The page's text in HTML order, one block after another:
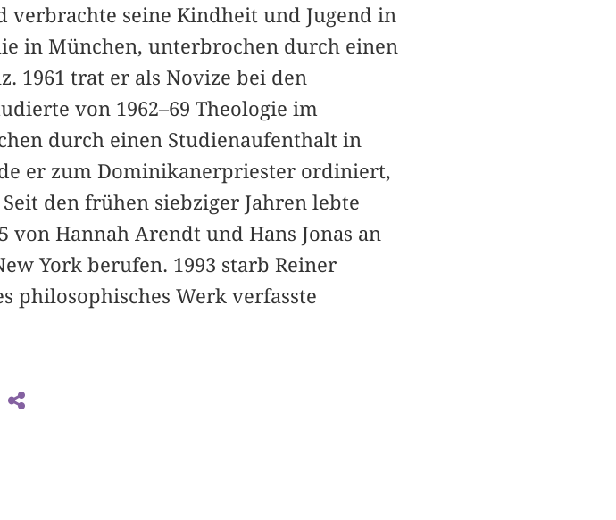
ver­brachte seine Kindheit und Jugend in
in München, unterbrochen durch einen
1961 trat er als Novize bei den
von 1962–69 Theologie im
durch einen Studienaufenthalt in
er zum Dominikanerpriester ordiniert,
den frühen siebziger Jahren lebte
von Hannah Arendt und Hans Jonas an
York berufen. 1993 starb Reiner
philosophisches Werk verfasste